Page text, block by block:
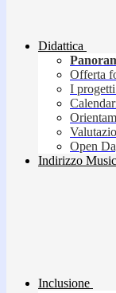
Didattica
Offerta
I
Open
Indirizzo
Inclusione